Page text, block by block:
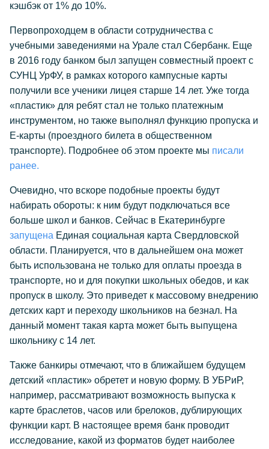
кэшбэк от 1% до 10%.
Первопроходцем в области сотрудничества с
учебными заведениями на Урале стал Сбербанк. Еще
в 2016 году банком был запущен совместный проект с
СУНЦ УрФУ, в рамках которого кампусные карты
получили все ученики лицея старше 14 лет. Уже тогда
«пластик» для ребят стал не только платежным
инструментом, но также выполнял функцию пропуска и
Е-карты (проездного билета в общественном
транспорте). Подробнее об этом проекте мы писали
ранее.
Очевидно, что вскоре подобные проекты будут
набирать обороты: к ним будут подключаться все
больше школ и банков. Сейчас в Екатеринбурге
запущена Единая социальная карта Свердловской
области. Планируется, что в дальнейшем она может
быть использована не только для оплаты проезда в
транспорте, но и для покупки школьных обедов, и как
пропуск в школу. Это приведет к массовому внедрению
детских карт и переходу школьников на безнал. На
данный момент такая карта может быть выпущена
школьнику с 14 лет.
Также банкиры отмечают, что в ближайшем будущем
детский «пластик» обретет и новую форму. В УБРиР,
например, рассматривают возможность выпуска к
карте браслетов, часов или брелоков, дублирующих
функции карт. В настоящее время банк проводит
исследование, какой из форматов будет наиболее